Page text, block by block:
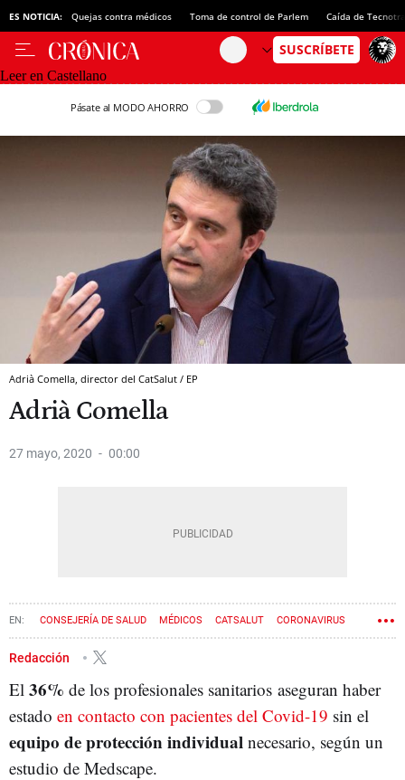
ES NOTICIA: Quejas contra médicos Toma de control de Parlem Caída de
Leer en Castellano
Pásate al MODO AHORRO
Adrià Comella, director del CatSalut / EP
Adrià Comella
27 mayo, 2020 00:00
CONSEJERÍA DE SALUD MÉDICOS CATSALUT CORONAVIRUS
Redacción
El 36% de los profesionales sanitarios aseguran haber
estado en contacto con pacientes del Covid-19 sin el
equipo de protección individual necesario, según un
estudio de Medscape.